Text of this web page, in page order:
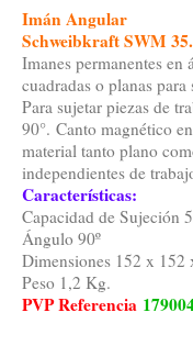
Imán Angular
Schweibkraft SWM 35.
Imanes permanentes en
cuadradas o planas para
Para sujetar piezas de
90°. Canto magnético
material tanto plano
independientes de
Características:
Capacidad de Sujeción
Ángulo 90º
Dimensiones 152 x 152
Peso 1,2 Kg.
PVP Referencia